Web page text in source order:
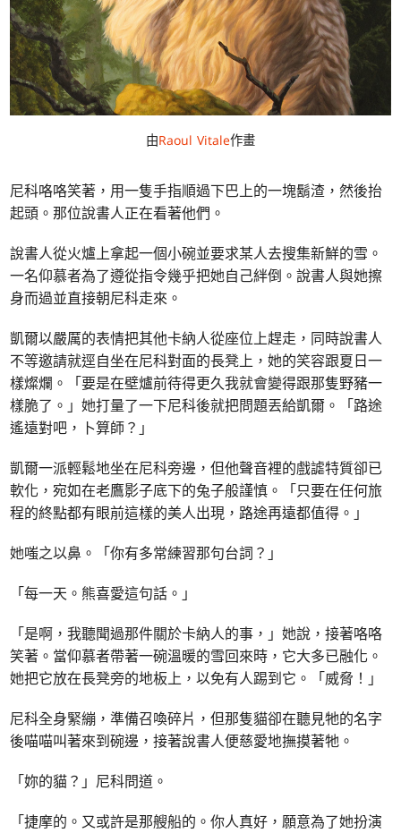
由Raoul Vitale作畫
尼科咯咯笑著，用一隻手指順過下巴上的一塊鬍渣，然後抬
起頭。那位說書人正在看著他們。
說書人從火爐上拿起一個小碗並要求某人去搜集新鮮的雪。
一名仰慕者為了遵從指令幾乎把她自己絆倒。說書人與她擦
身而過並直接朝尼科走來。
凱爾以嚴厲的表情把其他卡納人從座位上趕走，同時說書人
不等邀請就逕自坐在尼科對面的長凳上，她的笑容跟夏日一
樣燦爛。「要是在壁爐前待得更久我就會變得跟那隻野豬一
樣脆了。」她打量了一下尼科後就把問題丟給凱爾。「路途
遙遠對吧，卜算師？」
凱爾一派輕鬆地坐在尼科旁邊，但他聲音裡的戲謔特質卻已
軟化，宛如在老鷹影子底下的兔子般謹慎。「只要在任何旅
程的終點都有眼前這樣的美人出現，路途再遠都值得。」
她嗤之以鼻。「你有多常練習那句台詞？」
「每一天。熊喜愛這句話。」
「是啊，我聽聞過那件關於卡納人的事，」她說，接著咯咯
笑著。當仰慕者帶著一碗溫暖的雪回來時，它大多已融化。
她把它放在長凳旁的地板上，以免有人踢到它。「威脅！」
尼科全身緊繃，準備召喚碎片，但那隻貓卻在聽見牠的名字
後喵喵叫著來到碗邊，接著說書人便慈愛地撫摸著牠。
「妳的貓？」尼科問道。
「捷摩的。又或許是那艘船的。你人真好，願意為了她扮演